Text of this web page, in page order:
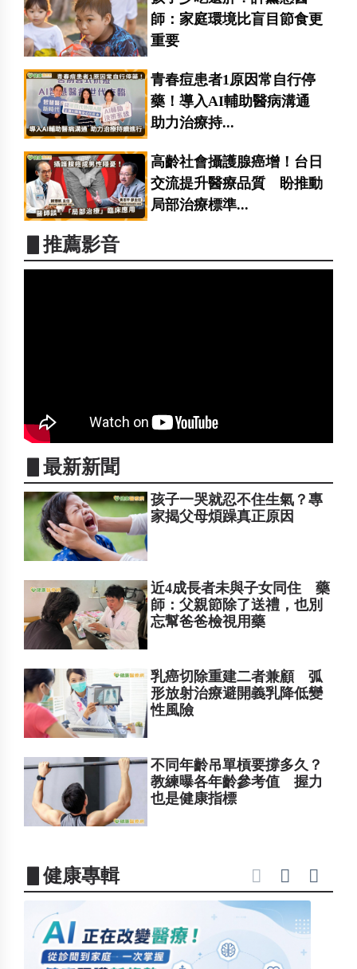
師：家庭環境比盲目節食更
重要
青春痘患者1原因常自行停
藥！導入AI輔助醫病溝通
助力治療持...
高齡社會攝護腺癌增！台日
交流提升醫療品質 盼推動
局部治療標準...
▋推薦影音
▋最新新聞
孩子一哭就忍不住生氣？專
家揭父母煩躁真正原因
近4成長者未與子女同住 藥
師：父親節除了送禮，也別
忘幫爸爸檢視用藥
乳癌切除重建二者兼顧 弧
形放射治療避開義乳降低變
性風險
不同年齡吊單槓要撐多久？
教練曝各年齡參考值 握力
也是健康指標
▋健康專輯